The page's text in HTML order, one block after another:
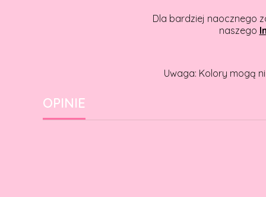
Dla bardziej naocznego
naszego
Uwaga: Kolory mogą
OPINIE